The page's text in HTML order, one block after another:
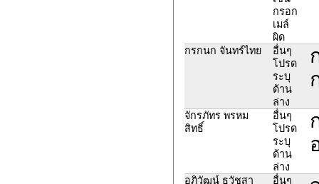
กรอก
เมล์
ผิด
กรกนก จันทร์ไทย
อื่นๆ
โปรด
ระบุ
ด้าน
ล่าง
จักรภัทร พรหม
สิทธิ์
อื่นๆ
โปรด
ระบุ
ด้าน
ล่าง
อภิวัฒน์ ธวัชสา
อื่นๆ